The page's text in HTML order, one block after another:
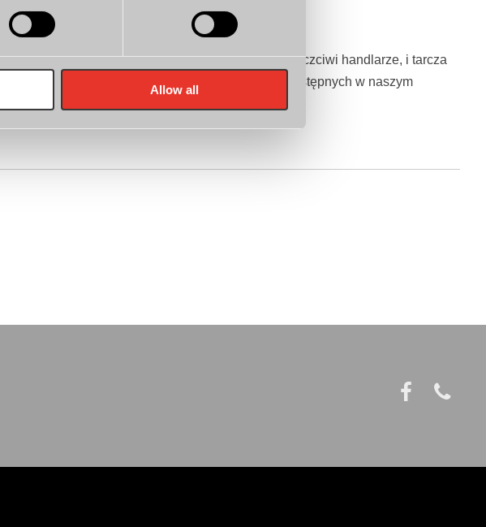
Allow all
z Holandii. To bariera, której nie oszukają nieuczciwi handlarze, i tarcza
środka transportu, zacznij od sprawdzenia aut dostępnych w naszym